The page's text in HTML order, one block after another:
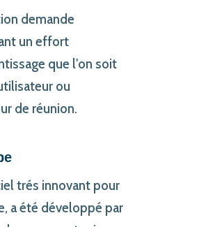
demande
un effort
que l'on soit
ou
de réunion.
trés innovant pour
a été développé par